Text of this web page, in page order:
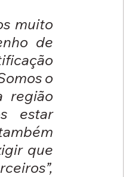
muito
de
o
região
estar
que